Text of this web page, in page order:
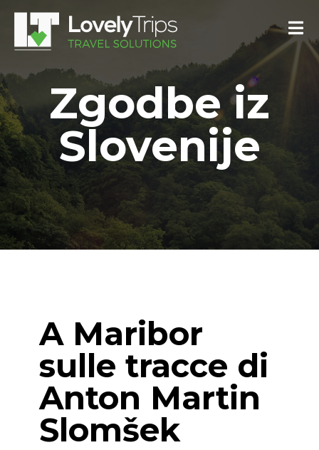
Zgodbe iz
Slovenije
A Maribor
sulle tracce di
Anton Martin
Slomšek